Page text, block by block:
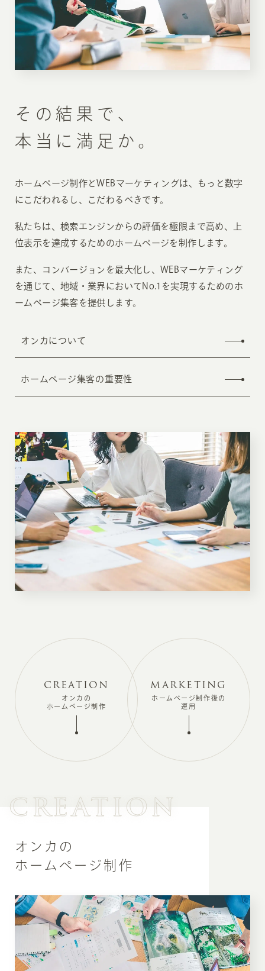
その結果で、
本当に満足か。
ホームページ制作とWEBマーケティングは、
もっと数字
にこだわれるし、こだわるべきです。
私たちは、検索エンジンからの評価を極限まで高め、
上
位表示を達成するためのホームページを制作します。
また、コンバージョンを最大化し、 WEBマーケティング
を通じて、地域・業界において No.1を実現するためのホ
ームページ集客を提供します。
オンカについて
ホームページ集客の重要性
CREATION
オンカの
ホームページ制作
MARKETING
ホームページ制作後の
運用
CREATION
オンカの
ホームページ制作